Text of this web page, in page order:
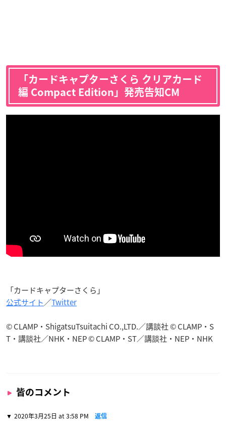
「カードキャプターさくら クリアカード
編 Compact Edition」発売告知CM
「カードキャプターさくら」
公式サイト／Twitter
© CLAMP・ShigatsuTsuitachi CO.,LTD.／講談社 © CLAMP・S
T・講談社／NHK・NEP © CLAMP・ST／講談社・NEP・NHK
皆のコメント
2020年3月25日 at 3:58 PM 返信